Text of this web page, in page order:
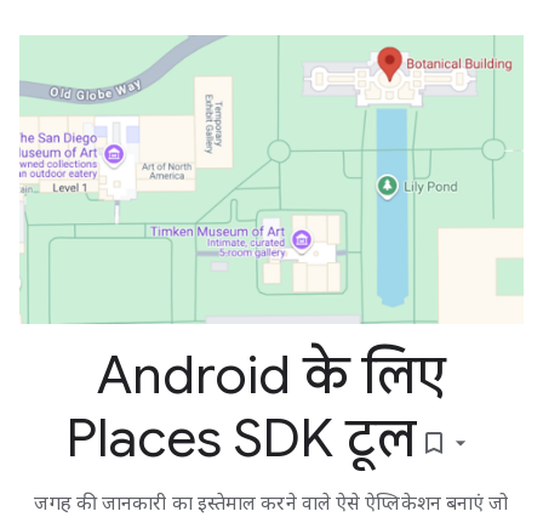
Android के लिए
Places SDK टूल bookmark_border
जगह की जानकारी का इस्तेमाल करने वाले ऐसे ऐप्लिकेशन बनाएं जो